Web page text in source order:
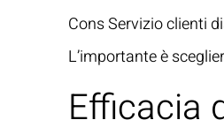
Cons Servizio clienti
L’importante è
Efficacia